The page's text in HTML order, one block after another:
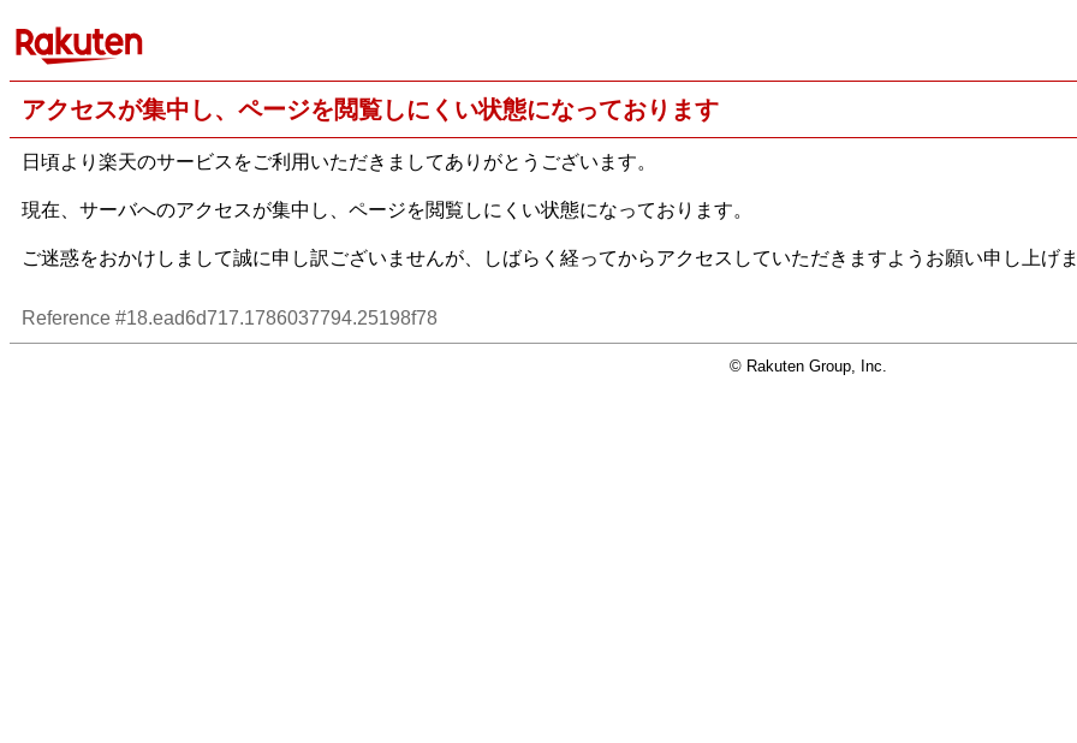
アクセスが集中し、ページを閲覧しにくい状態になっております
日頃より楽天のサービスをご利用いただきましてありがとうございます。
現在、サーバへのアクセスが集中し、ページを閲覧しにくい状態になっております。
ご迷惑をおかけしまして誠に申し訳ございませんが、しばらく経ってからアクセスしていただきますようお願い申し上げ
Reference #18.ead6d717.1786037794.25198f78
© Rakuten Group, Inc.